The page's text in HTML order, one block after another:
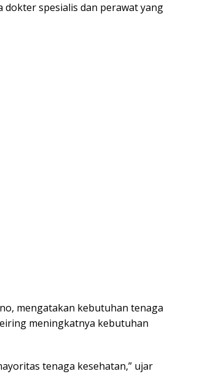
spesialis dan perawat yang
mengatakan kebutuhan tenaga
meningkatnya kebutuhan
tenaga kesehatan,” ujar